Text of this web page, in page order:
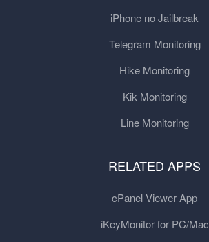
iPhone no Jailbreak
Telegram Monitoring
Hike Monitoring
Kik Monitoring
Line Monitoring
RELATED APPS
cPanel Viewer App
iKeyMonitor for PC/Mac